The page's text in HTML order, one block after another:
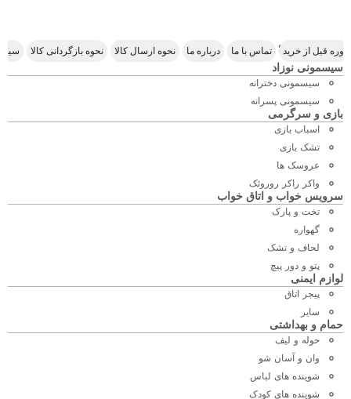
Scroll Right
قبل از خرید تماس با ما درباره ما نحوه ارسال کالا نحوه بازگردانی کالا
سیسمونی نوزاد
سیسمونی دخترانه
سیسمونی پسرانه
بازی و سرگرمی
اسباب بازی
تشک بازی
عروسک ها
واکر راکر روروئک
سرویس خواب و اتاق خواب
تخت و پارک
گهواره
لحاف و تشک
پتو و دور پیچ
لوازم ایمنی
پیجر اتاق
سایر
حمام و بهداشتی
حوله و لیف
وان و آسان شو
شوینده های لباس
شوینده های کودک